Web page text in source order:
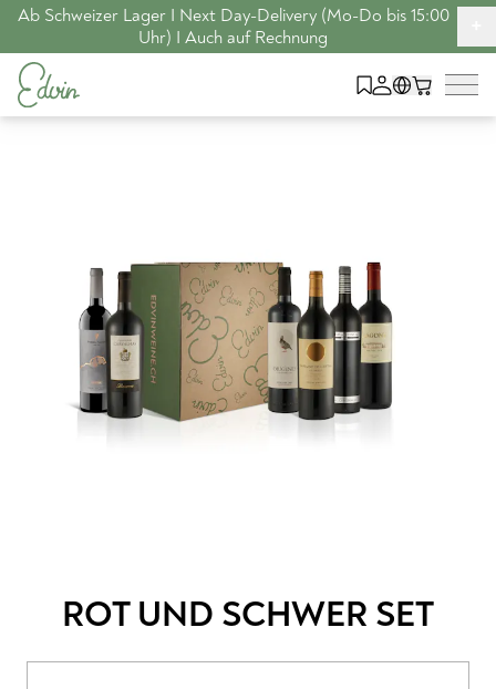
Ab Schweizer Lager I Next Day-Delivery (Mo-Do bis 15:00
Uhr) I Auch auf Rechnung
ROT UND SCHWER SET